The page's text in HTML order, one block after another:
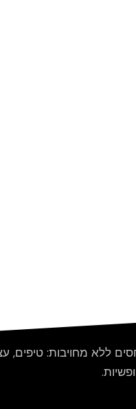
ללא מחויבות: טיפים,